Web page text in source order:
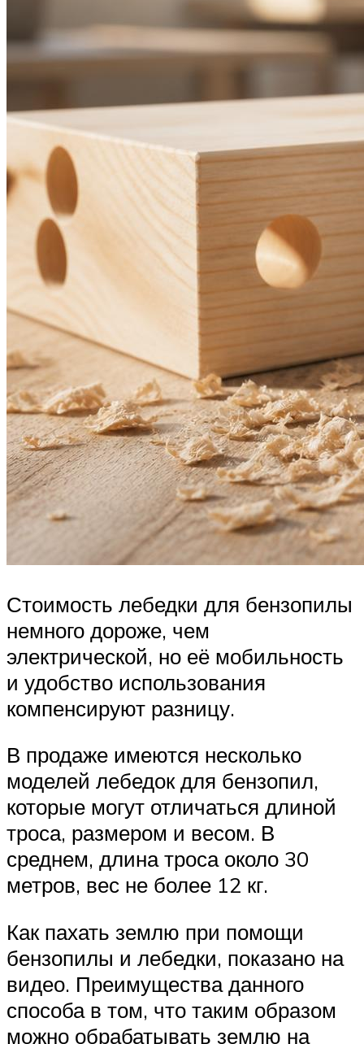
Стоимость лебедки для бензопилы
немного дороже, чем
электрической, но её мобильность
и удобство использования
компенсируют разницу.
В продаже имеются несколько
моделей лебедок для бензопил,
которые могут отличаться длиной
троса, размером и весом. В
среднем, длина троса около 30
метров, вес не более 12 кг.
Как пахать землю при помощи
бензопилы и лебедки, показано на
видео. Преимущества данного
способа в том, что таким образом
можно обрабатывать землю на